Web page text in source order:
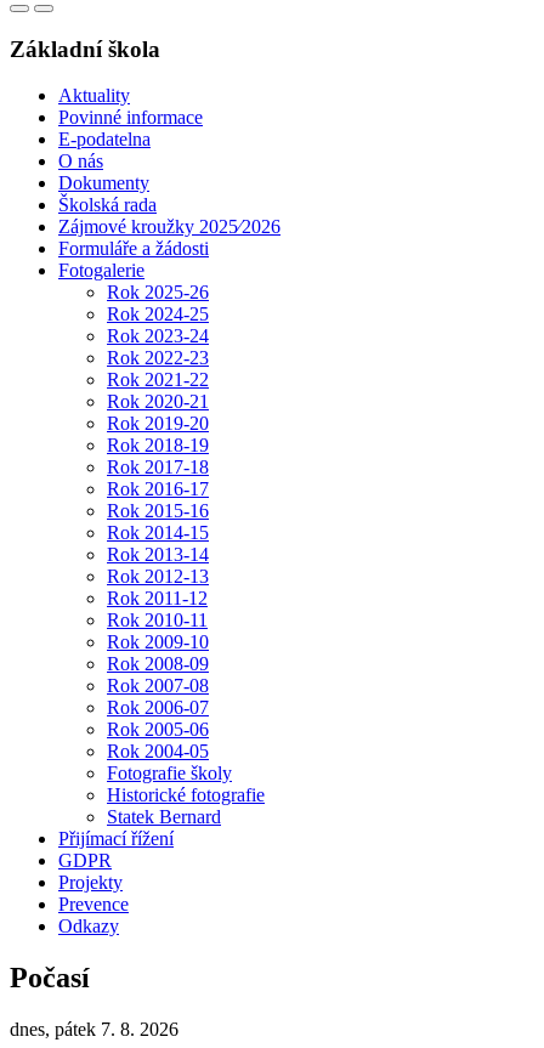
Základní škola
Aktuality
Povinné informace
E-podatelna
O nás
Dokumenty
Školská rada
Zájmové kroužky 2025⁄2026
Formuláře a žádosti
Fotogalerie
Rok 2025-26
Rok 2024-25
Rok 2023-24
Rok 2022-23
Rok 2021-22
Rok 2020-21
Rok 2019-20
Rok 2018-19
Rok 2017-18
Rok 2016-17
Rok 2015-16
Rok 2014-15
Rok 2013-14
Rok 2012-13
Rok 2011-12
Rok 2010-11
Rok 2009-10
Rok 2008-09
Rok 2007-08
Rok 2006-07
Rok 2005-06
Rok 2004-05
Fotografie školy
Historické fotografie
Statek Bernard
Přijímací řížení
GDPR
Projekty
Prevence
Odkazy
Počasí
dnes, pátek 7. 8. 2026